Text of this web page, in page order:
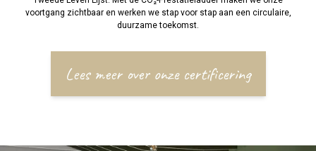
voortgang zichtbaar en werken we stap voor stap aan een circulaire,
duurzame toekomst.
Lees meer over onze certificering